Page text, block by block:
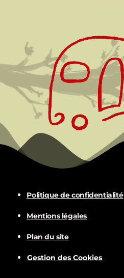
Politique de confidentialité
Mentions légales
Plan du site
Gestion des Cookies